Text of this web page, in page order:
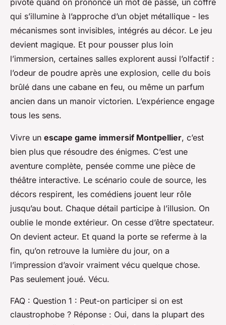
qui s’illumine à l’approche d’un objet métallique - les
mécanismes sont invisibles, intégrés au décor. Le jeu
devient magique. Et pour pousser plus loin
l’immersion, certaines salles explorent aussi l’olfactif :
l’odeur de poudre après une explosion, celle du bois
brûlé dans une cabane en feu, ou même un parfum
ancien dans un manoir victorien. L’expérience engage
tous les sens.
Vivre un escape game immersif Montpellier, c’est
bien plus que résoudre des énigmes. C’est une
aventure complète, pensée comme une pièce de
théâtre interactive. Le scénario coule de source, les
décors respirent, les comédiens jouent leur rôle
jusqu’au bout. Chaque détail participe à l’illusion. On
oublie le monde extérieur. On cesse d’être spectateur.
On devient acteur. Et quand la porte se referme à la
fin, qu’on retrouve la lumière du jour, on a
l’impression d’avoir vraiment vécu quelque chose.
Pas seulement joué. Vécu.
FAQ : Question 1 : Peut-on participer si on est
claustrophobe ? Réponse : Oui, dans la plupart des